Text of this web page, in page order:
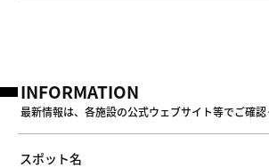
INFORMATION
最新情報は、各施設の公式ウェブサイト等でご確認
スポット名